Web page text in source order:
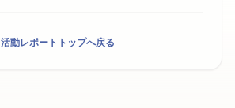
活動レポートトップへ戻る